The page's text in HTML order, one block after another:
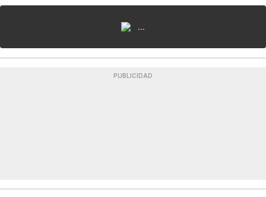
...
PUBLICIDAD